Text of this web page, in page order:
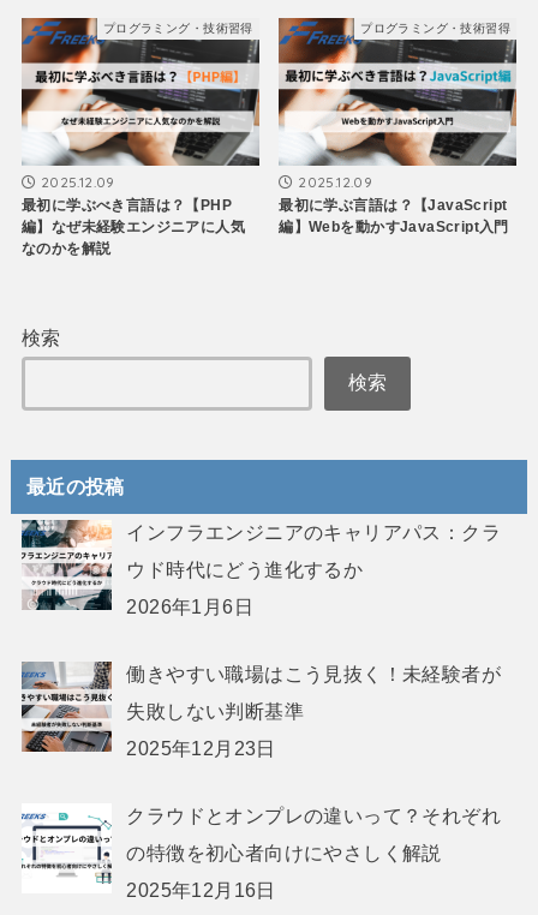
プログラミング・技術習得
2025.12.09
最初に学ぶべき言語は？【PHP
編】なぜ未経験エンジニアに人気
なのかを解説
プログラミング・技術習得
2025.12.09
最初に学ぶ言語は？【JavaScript
編】Webを動かすJavaScript入門
検索
検索
最近の投稿
インフラエンジニアのキャリアパス：クラ
ウド時代にどう進化するか
2026年1月6日
働きやすい職場はこう見抜く！未経験者が
失敗しない判断基準
2025年12月23日
クラウドとオンプレの違いって？それぞれ
の特徴を初心者向けにやさしく解説
2025年12月16日